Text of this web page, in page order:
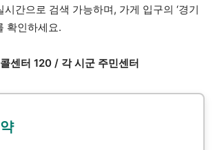
간으로 검색 가능하며, 가게 입구의 ‘경기
확인하세요.
센터 120 / 각 시군 주민센터